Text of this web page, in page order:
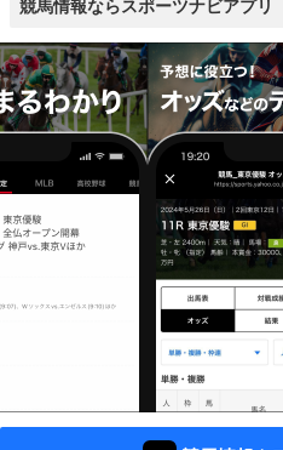
競馬情報ならスポーツナビアプリ